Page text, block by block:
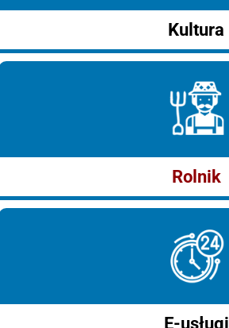
Kultura
Rolnik
E-usługi